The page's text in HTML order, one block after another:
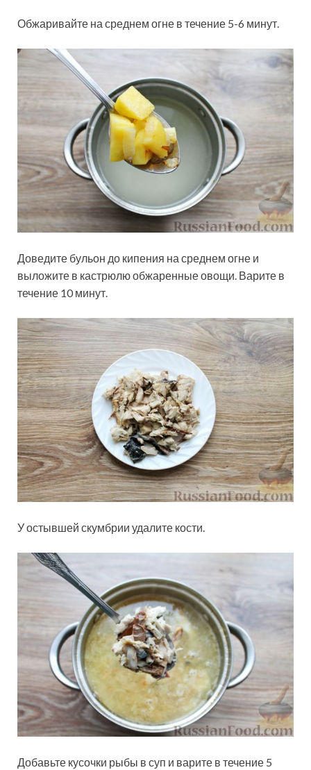
Обжаривайте на среднем огне в течение 5-6 минут.
Доведите бульон до кипения на среднем огне и
выложите в кастрюлю обжаренные овощи. Варите в
течение 10 минут.
У остывшей скумбрии удалите кости.
Добавьте кусочки рыбы в суп и варите в течение 5